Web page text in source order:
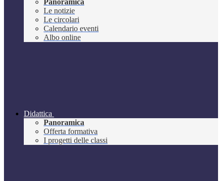
Panoramica
Le notizie
Le circolari
Calendario eventi
Albo online
Didattica
Panoramica
Offerta formativa
I progetti delle classi